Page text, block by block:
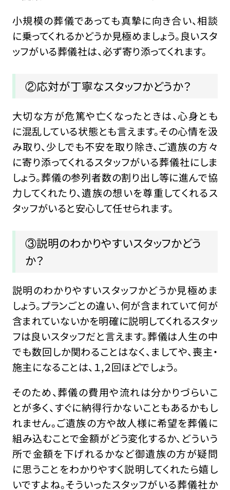
小規模の葬儀であっても真摯に向き合い、相談
に乗ってくれるかどうか見極めましょう。良いスタ
ッフがいる葬儀社は、必ず寄り添ってくれます。
②応対が丁寧なスタッフかどうか？
大切な方が危篤や亡くなったときは、心身とも
に混乱している状態とも言えます。その心情を汲
み取り、少しでも不安を取り除き、ご遺族の方々
に寄り添ってくれるスタッフがいる葬儀社にしま
しょう。葬儀の参列者数の割り出し等に進んで協
力してくれたり、遺族の想いを尊重してくれるス
タッフがいると安心して任せられます。
③説明のわかりやすいスタッフかどう
か？
説明のわかりやすいスタッフかどうか見極めま
しょう。プランごとの違い、何が含まれていて何が
含まれていないかを明確に説明してくれるスタッ
フは良いスタッフだと言えます。葬儀は人生の中
でも数回しか関わることはなく、ましてや、喪主・
施主になることは、１,２回ほどでしょう。
そのため、葬儀の費用や流れは分かりづらいこ
とが多く、すぐに納得行かないこともあるかもし
れません。ご遺族の方や故人様に希望を葬儀に
組み込むことで金額がどう変化するか、どういう
所で金額を下げれるかなど御遺族の方が疑問
に思うことをわかりやすく説明してくれたら嬉し
いですよね。そういったスタッフがいる葬儀社か